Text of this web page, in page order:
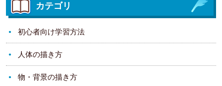
カテゴリ
初心者向け学習方法
人体の描き方
物・背景の描き方